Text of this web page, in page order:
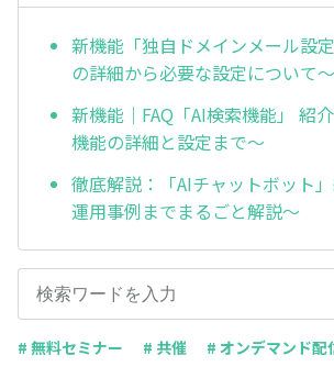
新機能「独自ドメインメール設
の詳細から必要な設定について～
新機能｜FAQ「AI検索機能」 紹
機能の詳細と設定まで～
徹底解説：「AIチャットボット
運用事例までまるごと解説～
# 無料セミナー # 共催 # オンデマンド配